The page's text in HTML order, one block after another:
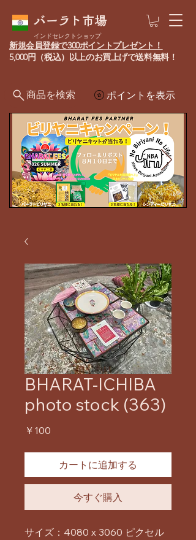
バーラト市場
ポイントを表示
新規会員登録で300ポイントプレゼント！
5,000円（税込）以上のお買上げで送料無料！
インドセレクトショップ
商品を検索
BHARAT-ICHIBA
photo stock (363)
￥100
カートに追加する
今すぐ購入
サイズ：4080 x 3060 ピクセル